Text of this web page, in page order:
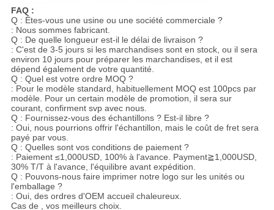
FAQ :
Q : Êtes-vous une usine ou une société commerciale ?
: Nous sommes fabricant.
Q : De quelle longueur est-il le délai de livraison ?
: C'est de 3-5 jours si les marchandises sont en stock, ou il sera
environ 10 jours pour préparer les marchandises, et il est
dépend également de votre quantité.
Q : Quel est votre ordre MOQ ?
: Pour le modèle standard, habituellement MOQ est 100pcs par
modèle. Pour un certain modèle de promotion, il sera sur
courant, confirment svp avec nous.
Q : Fournissez-vous des échantillons ? Est-il libre ?
: Oui, nous pourrions offrir l'échantillon, mais le coût de fret sera
payé par vous.
Q : Quelles sont vos conditions de paiement ?
: Paiement ≤1,000USD, 100% à l'avance. Payment≧1,000USD,
30% T/T à l'avance, l'équilibre avant expédition.
Q : Pouvons-nous faire imprimer notre logo sur les unités ou
l'emballage ?
: Oui, des ordres d'OEM accueil chaleureux.
Cas de , vos meilleurs choix.